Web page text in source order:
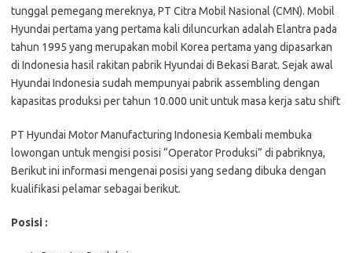
tunggal pemegang mereknya, PT Citra Mobil Nasional (CMN). Mobil
Hyundai pertama yang pertama kali diluncurkan adalah Elantra pada
tahun 1995 yang merupakan mobil Korea pertama yang dipasarkan
di Indonesia hasil rakitan pabrik Hyundai di Bekasi Barat. Sejak awal
Hyundai Indonesia sudah mempunyai pabrik assembling dengan
kapasitas produksi per tahun 10.000 unit untuk masa kerja satu shift
PT Hyundai Motor Manufacturing Indonesia Kembali membuka
lowongan untuk mengisi posisi “Operator Produksi” di pabriknya,
Berikut ini informasi mengenai posisi yang sedang dibuka dengan
kualifikasi pelamar sebagai berikut.
Posisi :